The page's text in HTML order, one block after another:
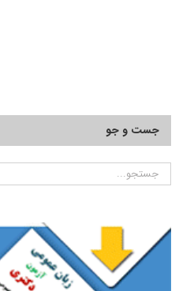
جست و جو
جستجو